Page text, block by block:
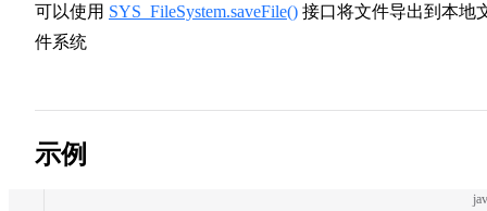
可以使用 SYS_FileSystem.saveFile() 接口将文件导出到本地
件系统
示例